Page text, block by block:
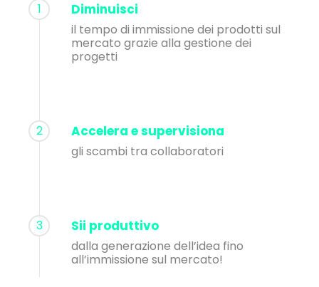
1 Diminuisci
il tempo di immissione dei prodotti sul
mercato grazie alla gestione dei
progetti
2 Accelera e supervisiona
gli scambi tra collaboratori
3 Sii produttivo
dalla generazione dell’idea fino
all’immissione sul mercato!